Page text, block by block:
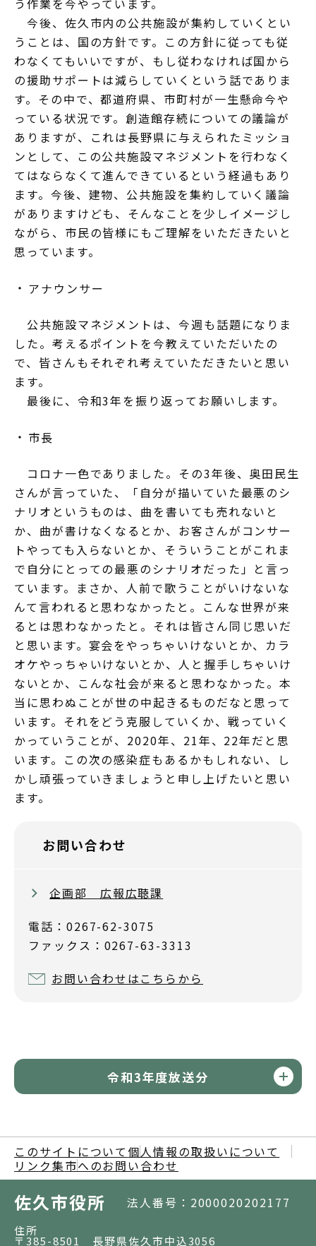
う作業を今やっています。
今後、佐久市内の公共施設が集約していくとい
うことは、国の方針です。この方針に従っても従
わなくてもいいですが、もし従わなければ国から
の援助サポートは減らしていくという話でありま
す。その中で、都道府県、市町村が一生懸命今や
っている状況です。創造館存続についての議論が
ありますが、これは長野県に与えられたミッショ
ンとして、この公共施設マネジメントを行わなく
てはならなくて進んできているという経過もあり
ます。今後、建物、公共施設を集約していく議論
がありますけども、そんなことを少しイメージし
ながら、市民の皆様にもご理解をいただきたいと
思っています。
アナウンサー
公共施設マネジメントは、今週も話題になりま
した。考えるポイントを今教えていただいたの
で、皆さんもそれぞれ考えていただきたいと思い
ます。
最後に、令和3年を振り返ってお願いします。
市長
コロナ一色でありました。その3年後、奥田民生
さんが言っていた、「自分が描いていた最悪のシ
ナリオというものは、曲を書いても売れないと
か、曲が書けなくなるとか、お客さんがコンサー
トやっても入らないとか、そういうことがこれま
で自分にとっての最悪のシナリオだった」と言っ
ています。まさか、人前で歌うことがいけないな
んて言われると思わなかったと。こんな世界が来
るとは思わなかったと。それは皆さん同じ思いだ
と思います。宴会をやっちゃいけないとか、カラ
オケやっちゃいけないとか、人と握手しちゃいけ
ないとか、こんな社会が来ると思わなかった。本
当に思わぬことが世の中起きるものだなと思って
います。それをどう克服していくか、戦っていく
かっていうことが、2020年、21年、22年だと思
います。この次の感染症もあるかもしれない、し
かし頑張っていきましょうと申し上げたいと思い
ます。
お問い合わせ
企画部 広報広聴課
電話：0267-62-3075
ファックス：0267-63-3313
お問い合わせはこちらから
令和3年度放送分
このサイトについて 個人情報の取扱いについて
リンク集市へのお問い合わせ
佐久市役所 法人番号：2000020202177
住所
〒385-8501 長野県佐久市中込3056